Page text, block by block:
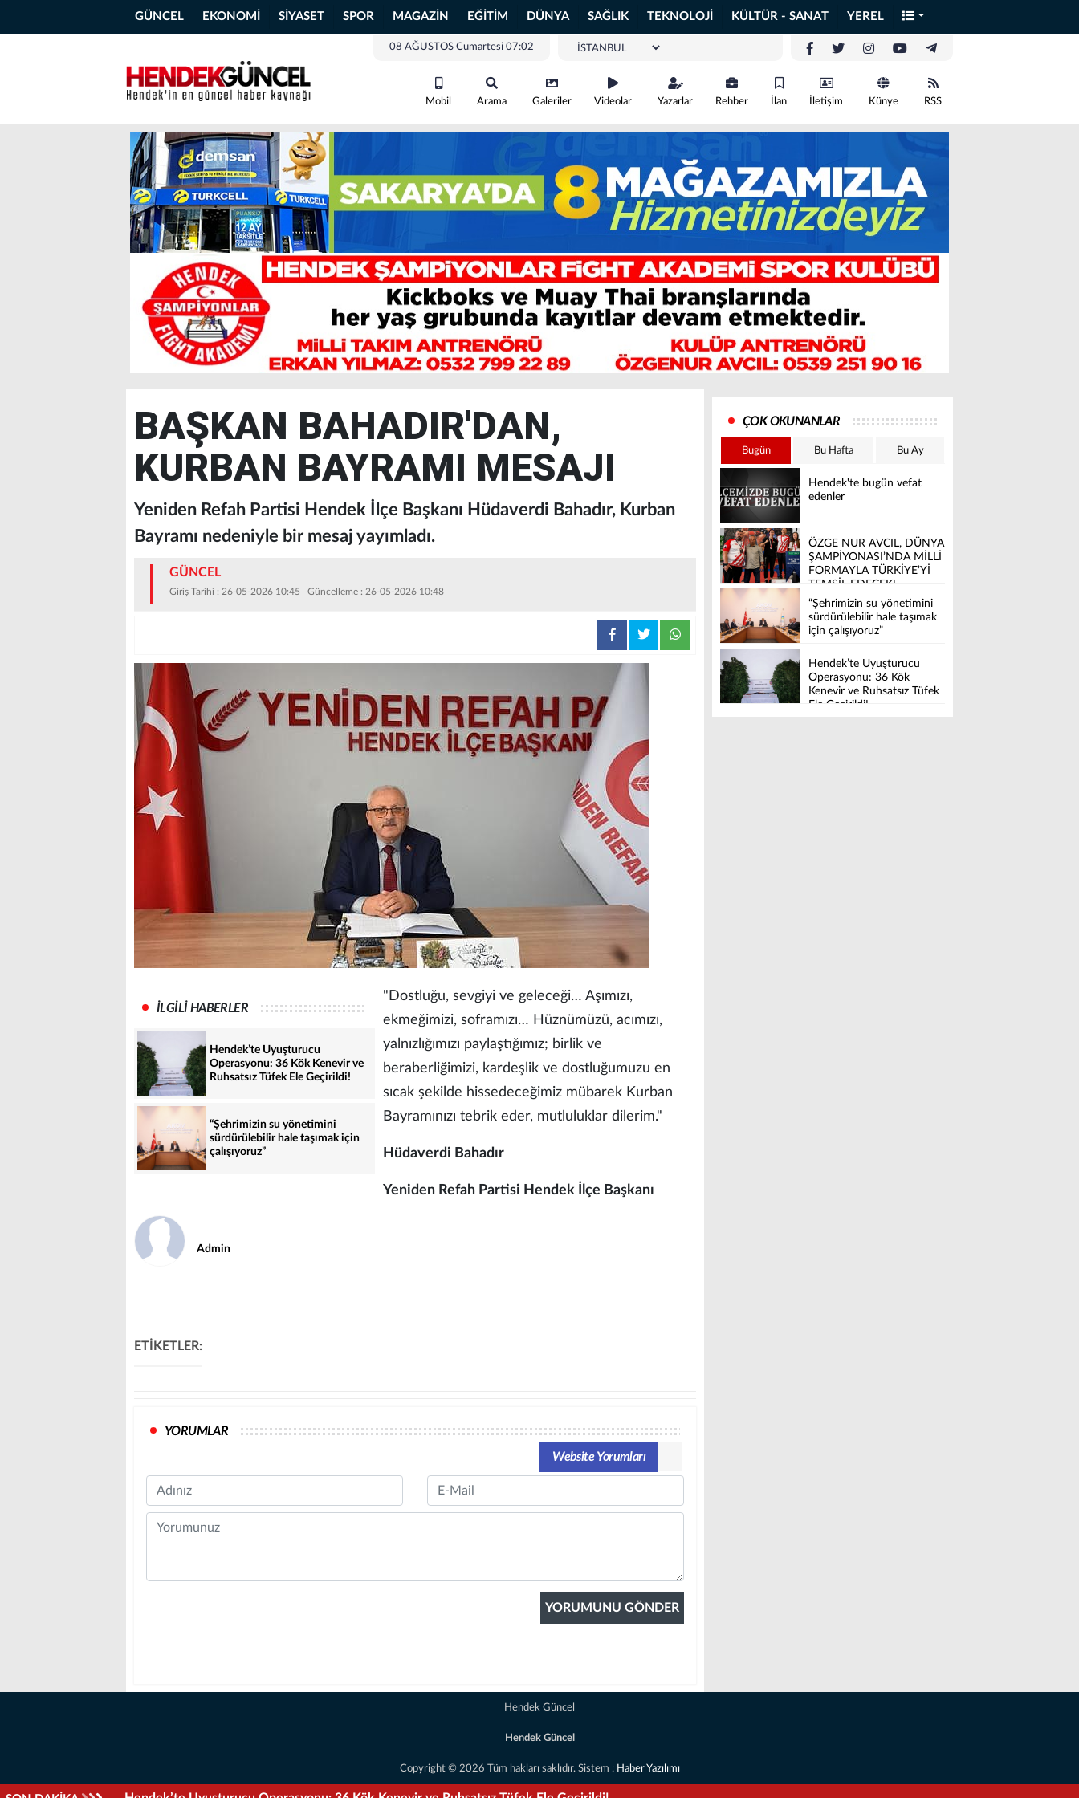
GÜNCEL EKONOMİ SİYASET SPOR MAGAZİN EĞİTİM DÜNYA SAĞLIK TEKNOLOJİ KÜLTÜR - SANAT YEREL
08 AĞUSTOS Cumartesi 07:02
Mobil Arama Galeriler Videolar Yazarlar Rehber İlan İletişim Künye RSS
BAŞKAN BAHADIR'DAN,
KURBAN BAYRAMI MESAJI
Yeniden Refah Partisi Hendek İlçe Başkanı Hüdaverdi Bahadır, Kurban
Bayramı nedeniyle bir mesaj yayımladı.
GÜNCEL
Giriş Tarihi : 26-05-2026 10:45 Güncelleme : 26-05-2026 10:48
İLGİLİ HABERLER
Hendek’te Uyuşturucu
Operasyonu: 36 Kök Kenevir ve
Ruhsatsız Tüfek Ele Geçirildi!
“Şehrimizin su yönetimini
sürdürülebilir hale taşımak için
çalışıyoruz”
"Dostluğu, sevgiyi ve geleceği… Aşımızı,
ekmeğimizi, soframızı… Hüznümüzü, acımızı,
yalnızlığımızı paylaştığımız; birlik ve
beraberliğimizi, kardeşlik ve dostluğumuzu en
sıcak şekilde hissedeceğimiz mübarek Kurban
Bayramınızı tebrik eder, mutluluklar dilerim."
Hüdaverdi Bahadır
Yeniden Refah Partisi Hendek İlçe Başkanı
Admin
ETİKETLER:
YORUMLAR
Website Yorumları
Name Email
Comment
ÇOK OKUNANLAR
Bugün Bu Hafta Bu Ay
Hendek'te bugün vefat
edenler
ÖZGE NUR AVCIL, DÜNYA
ŞAMPİYONASI’NDA MİLLİ
FORMAYLA TÜRKİYE’Yİ
TEMSİL EDECEK!
“Şehrimizin su yönetimini
sürdürülebilir hale taşımak
için çalışıyoruz”
Hendek’te Uyuşturucu
Operasyonu: 36 Kök
Kenevir ve Ruhsatsız Tüfek
Ele Geçirildi!
Hendek Güncel
Hendek Güncel
Copyright © 2026 Tüm hakları saklıdır. Sistem : Haber Yazılımı